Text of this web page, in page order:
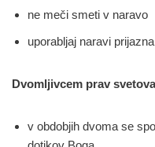
ne meči smeti v naravo
uporabljaj naravi
Dvomljivcem prav
v obdobjih dvoma se